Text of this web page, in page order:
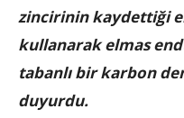
zincirinin kaydettiği
kullanarak elmas
tabanlı bir karbon
duyurdu.